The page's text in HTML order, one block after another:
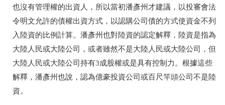
也沒有管理權的出資人，所以當初潘彥州才建議，以投審會法
令明文允許的債權出資方式，以認購公司債的方式使資金不列
入陸資的比例計算。潘彥州也對陸資的認定解釋，陸資是指為
大陸人民或大陸公司，或者雖然不是大陸人民或大陸公司，但
大陸人民或大陸公司持有3成股權或是具有控制力。根據這些
解釋，潘彥州也說，認為億豪投資公司或百尺竿頭公司不是陸
資。